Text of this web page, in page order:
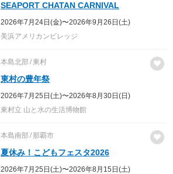
SEAPORT CHATAN CARNIVAL
2026年7月24日(金)〜2026年9月26日(土)
美浜アメリカンビレッジ
本島北部 東村
東村の豊年祭
2026年7月25日(土)〜2026年8月30日(日)
東村立 山と水の生活博物館
本島南部 那覇市
夏休み！こどもフェスタ2026
2026年7月25日(土)〜2026年8月15日(土)